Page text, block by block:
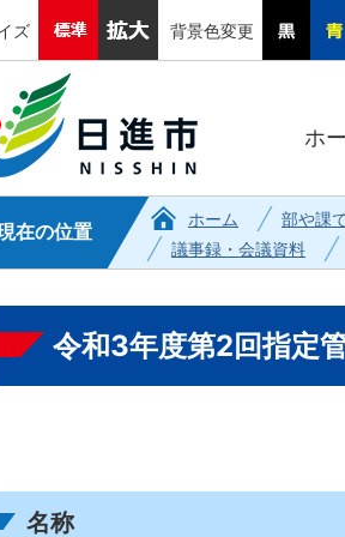
ズ 背景色変更
ホ
在の位置
ホーム 部や課
議事録・会議資料
令和3年度第2回指定
名称